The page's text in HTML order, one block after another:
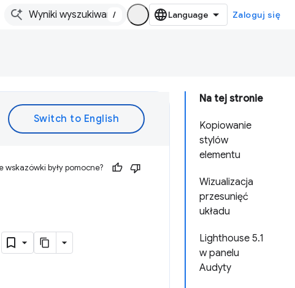
/ Zaloguj się
Na tej stronie
Kopiowanie
stylów
elementu
Wizualizacja
przesunięć
układu
Lighthouse 5.1
w panelu
Audyty
wskazówki były pomocne?